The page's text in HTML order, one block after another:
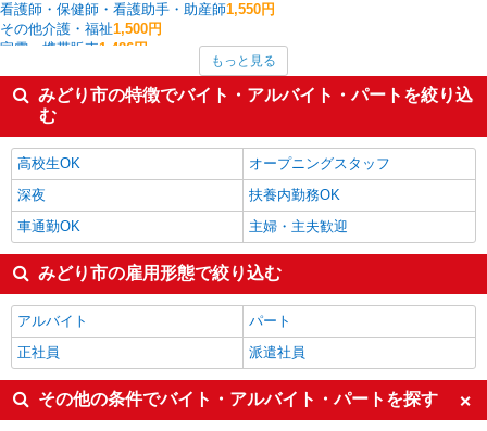
看護師・保健師・看護助手・助産師1,550円
その他介護・福祉1,500円
家電・携帯販売1,486円
製造・組立・加工1,408円
金属加工 1,400円
保育士・保育補助
みどり市の他の職種の平均時給を見る
もっと見る
みどり市の特徴でバイト・アルバイト・パートを絞り込
む
高校生OK
オープニングスタッフ
深夜
扶養内勤務OK
車通勤OK
主婦・主夫歓迎
みどり市の雇用形態で絞り込む
アルバイト
パート
正社員
派遣社員
その他の条件でバイト・アルバイト・パートを探す